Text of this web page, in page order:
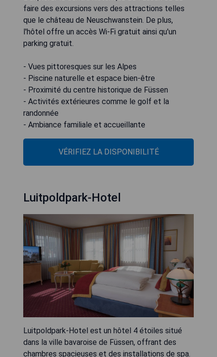
faire des excursions vers des attractions telles
que le château de Neuschwanstein. De plus,
l'hôtel offre un accès Wi-Fi gratuit ainsi qu'un
parking gratuit.
- Vues pittoresques sur les Alpes
- Piscine naturelle et espace bien-être
- Proximité du centre historique de Füssen
- Activités extérieures comme le golf et la
randonnée
- Ambiance familiale et accueillante
VÉRIFIEZ LA DISPONIBILITÉ
Luitpoldpark-Hotel
Luitpoldpark-Hotel est un hôtel 4 étoiles situé
dans la ville bavaroise de Füssen, offrant des
chambres spacieuses et des installations de spa.